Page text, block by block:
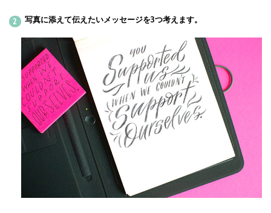
写真に添えて伝えたいメッセージを3つ考えます。